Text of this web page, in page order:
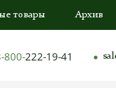
товары Архив
800-222-19-41